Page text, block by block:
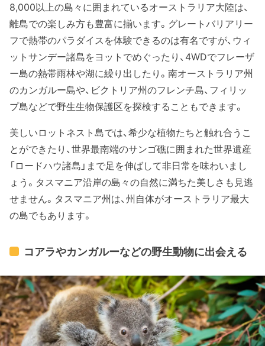
8,000以上の島々に囲まれているオーストラリア大陸は、
離島での楽しみ方も豊富に揃います。グレートバリアリー
フで熱帯のパラダイスを体験できるのは有名ですが、ウィ
ットサンデー諸島をヨットでめぐったり、4WDでフレーザ
ー島の熱帯雨林や湖に繰り出したり。南オーストラリア州
のカンガルー島や、ビクトリア州のフレンチ島、フィリッ
プ島などで野生生物保護区を探検することもできます。
美しいロットネスト島では、希少な植物たちと触れ合うこ
とができたり、世界最南端のサンゴ礁に囲まれた世界遺産
「ロードハウ諸島」まで足を伸ばして非日常を味わいまし
ょう。タスマニア沿岸の島々の自然に満ちた美しさも見逃
せません。タスマニア州は、州自体がオーストラリア最大
の島でもあります。
コアラやカンガルーなどの野生動物に出会える